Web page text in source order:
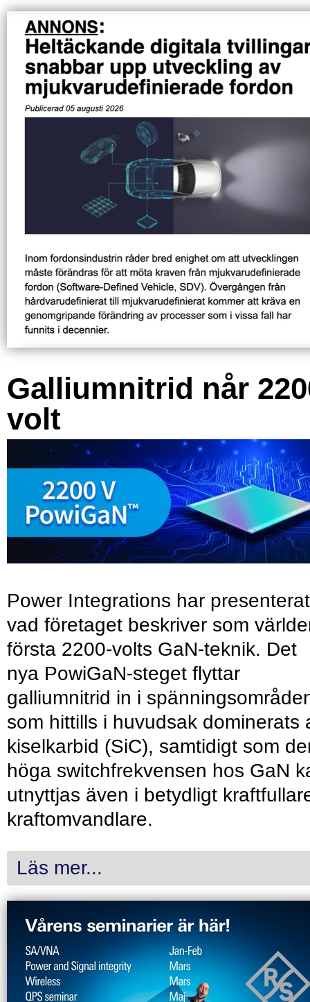
Galliumnitrid når
volt
Power Integrations har presenterat
vad företaget beskriver som
första 2200-volts GaN-teknik. Det
nya PowiGaN-steget flyttar
galliumnitrid in i
som hittills i huvudsak dominerats
kiselkarbid (SiC), samtidigt som
höga switchfrekvensen hos GaN
utnyttjas även i betydligt
kraftomvandlare.
Läs mer...